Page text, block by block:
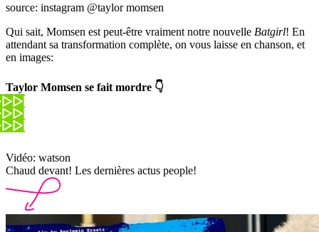
source: instagram @taylor momsen
Qui sait, Momsen est peut-être vraiment notre nouvelle Batgirl! En
attendant sa transformation complète, on vous laisse en chanson, et
en images:
Taylor Momsen se fait mordre 👇
Vidéo: watson
Chaud devant! Les dernières actus people!